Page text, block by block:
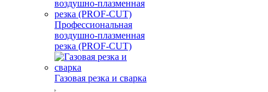
Профессиональная
воздушно-плазменная
резка (PROF-CUT)
Газовая резка и сварка